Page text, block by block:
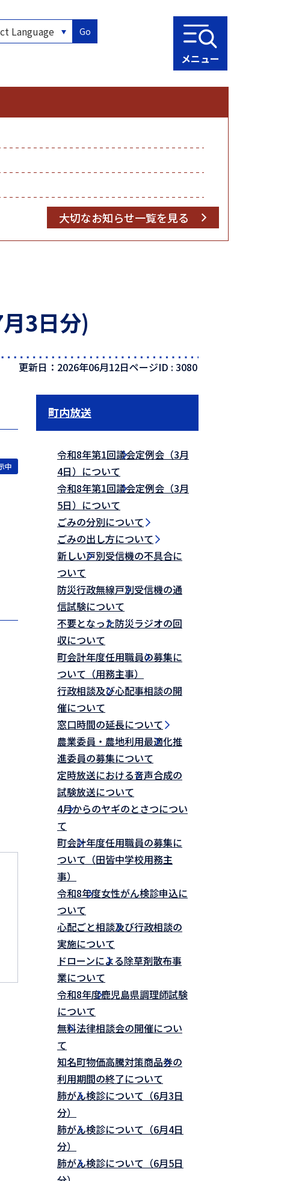
Go
メニュー
大切なお知らせ一覧を見る
3日分)
更新日：2026年06月12日ページID : 3080
中
町内放送
令和8年第1回議会定例会（3月
4日）について
令和8年第1回議会定例会（3月
5日）について
ごみの分別について
ごみの出し方について
新しい戸別受信機の不具合に
ついて
防災行政無線戸別受信機の通
信試験について
不要となった防災ラジオの回
収について
町会計年度任用職員の募集に
ついて（用務主事）
行政相談及び心配事相談の開
催について
窓口時間の延長について
農業委員・農地利用最適化推
進委員の募集について
定時放送における音声合成の
試験放送について
4月からのヤギのとさつについ
て
町会計年度任用職員の募集に
ついて（田皆中学校用務主
事）
令和8年度女性がん検診申込に
ついて
心配ごと相談及び行政相談の
実施について
ドローンによる除草剤散布事
業について
令和8年度鹿児島県調理師試験
について
無料法律相談会の開催につい
て
知名町物価高騰対策商品券の
利用期間の終了について
肺がん検診について（6月3日
分）
肺がん検診について（6月4日
分）
肺がん検診について（6月5日